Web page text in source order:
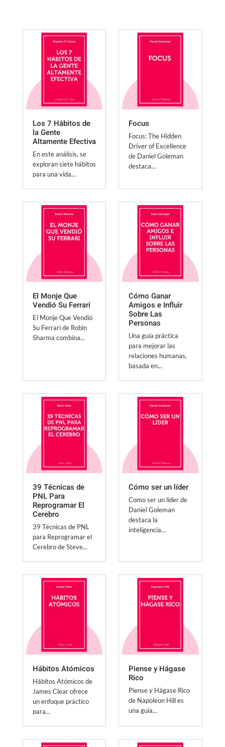
Los 7 Hábitos de
la Gente
Altamente Efectiva
En este análisis, se
exploran siete hábitos
para una vida...
Focus
Focus: The Hidden
Driver of Excellence
de Daniel Goleman
destaca...
El Monje Que
Vendió Su Ferrari
El Monje Que Vendió
Su Ferrari de Robin
Sharma combina...
Cómo Ganar
Amigos e Influir
Sobre Las
Personas
Una guía práctica
para mejorar las
relaciones humanas,
basada en...
39 Técnicas de
PNL Para
Reprogramar El
Cerebro
39 Técnicas de PNL
para Reprogramar el
Cerebro de Steve...
Cómo ser un líder
Como ser un líder de
Daniel Goleman
destaca la
inteligencia...
Hábitos Atómicos
Hábitos Atómicos de
James Clear ofrece
un enfoque práctico
para...
Piense y Hágase
Rico
Piense y Hágase Rico
de Napoleon Hill es
una guía...